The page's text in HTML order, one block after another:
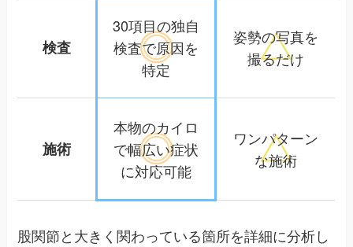
検査
30項目の独自
検査で原因を
特定
姿勢の写真を
撮るだけ
施術
本物のカイロ
で幅広い症状
に対応可能
ワンパターン
な施術
股関節と大きく関わっている箇所を詳細に分析し